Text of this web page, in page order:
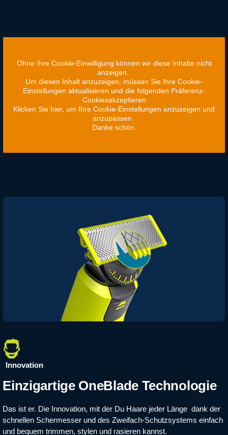
Ohne Ihre Cookie-Einwilligung können wir diese Inhalte nicht
anzeigen.
Um diesen Inhalt anzuzeigen, müssen Sie Ihre Cookie-
Einstellungen aktualisieren und die folgenden Präferenz-
Cookiesakzeptieren
Klicken Sie hier, um Ihre Cookie-Einstellungen anzuzeigen und
anzupassen.
Danke schön.
Innovation
Einzigartige OneBlade Technologie
Das ist er. Die Innovation, mit der Du Haare jeder Länge dank der
schnellen Schermesser und des Zweifach-Schutzsystems einfach
und bequem trimmen, stylen und rasieren kannst.​